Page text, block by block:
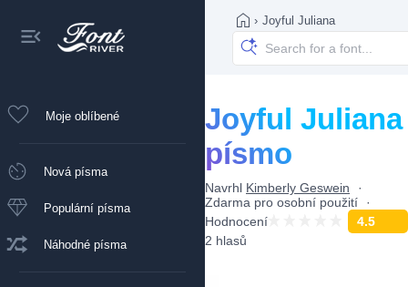
Moje oblíbené
Nová písma
Populární písma
Náhodné písma
› Joyful Juliana
Joyful Juliana
písmo
Navrhl Kimberly Geswein
Zdarma pro osobní použití
Hodnocení
4.5
2 hlasů